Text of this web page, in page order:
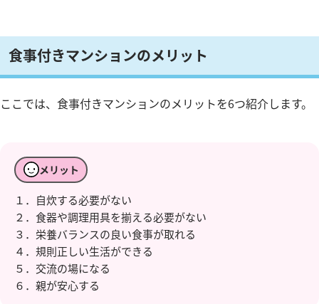
食事付きマンションのメリット
ここでは、食事付きマンションのメリットを6つ紹介します。
メリット
１．自炊する必要がない
２．食器や調理用具を揃える必要がない
３．栄養バランスの良い食事が取れる
４．規則正しい生活ができる
５．交流の場になる
６．親が安心する